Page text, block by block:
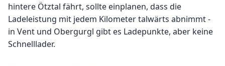
hintere Ötztal fährt, sollte einplanen, dass die
Ladeleistung mit jedem Kilometer talwärts abnimmt -
in Vent und Obergurgl gibt es Ladepunkte, aber keine
Schnelllader.